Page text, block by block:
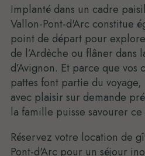
Implanté dans un cadre
Vallon-Pont-d'Arc constitue
point de départ pour
de l’Ardèche ou flâner dans
d’Avignon. Et parce que vos
pattes font partie du
avec plaisir sur demande
la famille puisse savourer
Réservez votre location de
Pont-d'Arc pour un séjour